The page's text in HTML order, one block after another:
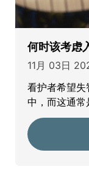
何时该考虑
11月 03日
看护者希望
中，而这通常